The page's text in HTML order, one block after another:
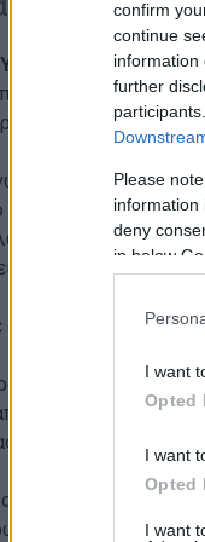
confirm
continue
information
further
Please
information
deny
in below
I want
Opted
I want
Opted
I want
ΔΗΜΟΥ
και
η Δήμαρχος
το Κονγκρέσο
αντικείμενο ήταν ο
του Covid19,
να μετριαστούν οι
δύο ενότητες και
στη Διακήρυξη
στα ανθρώπινα
μεταξύ άλλων και
Υπουργού